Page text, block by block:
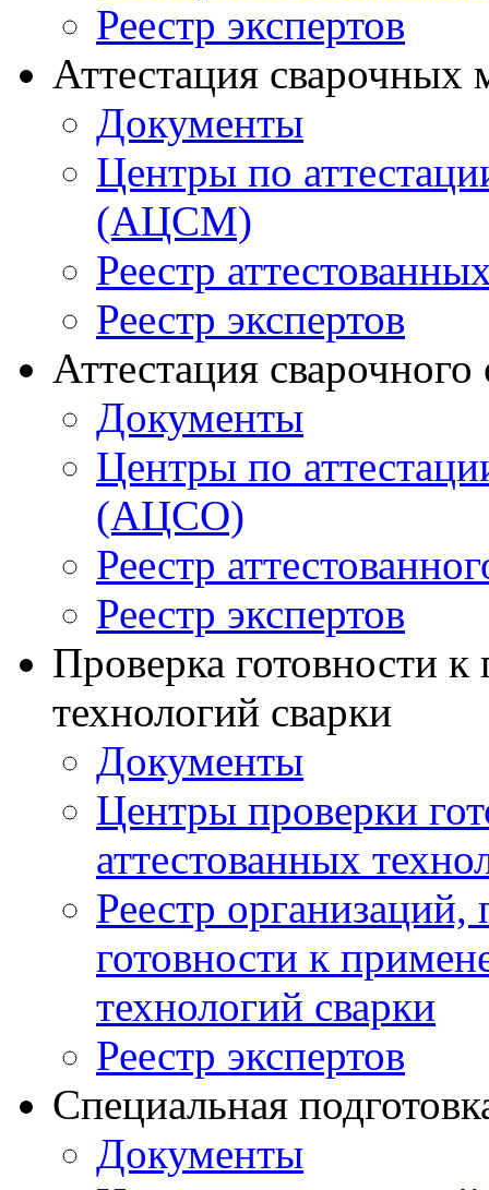
Реестр экспертов
Аттестация сварочных
Документы
Центры по
(АЦСМ)
Реестр
Реестр экспертов
Аттестация
Документы
Центры по
(АЦСО)
Реестр
Реестр экспертов
Проверка готовности
технологий сварки
Документы
Центры проверки
аттестованных
Реестр
готовности к
технологий сварки
Реестр экспертов
Специальная
Документы